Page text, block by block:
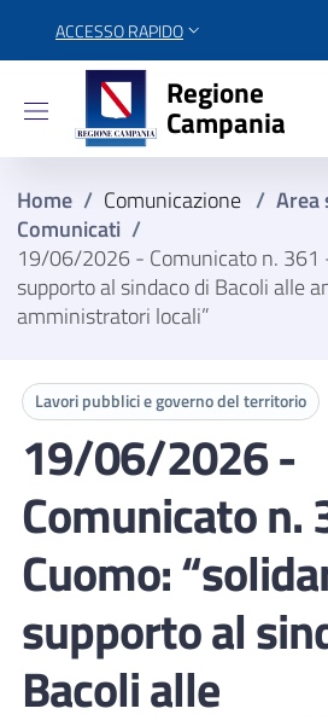
ACCESSO RAPIDO
Regione
Campania
Home / Comunicazione / Area
Comunicati /
19/06/2026 - Comunicato n. 361
supporto al sindaco di Bacoli alle
amministratori locali”
Lavori pubblici e governo del territorio
19/06/2026 -
Comunicato n.
Cuomo:
supporto al
Bacoli alle